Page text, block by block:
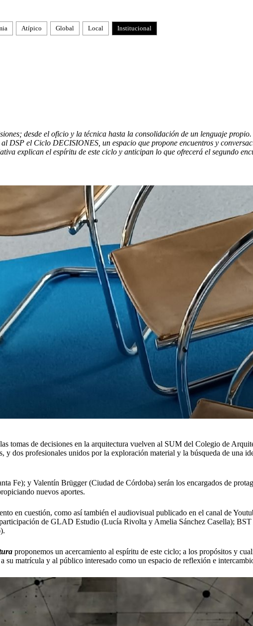
Atípico Global Local Institucional
desde el oficio y la técnica hasta la consolidación de un lenguaje
el Ciclo DECISIONES, un espacio que propone encuentros y
explican el espíritu de este ciclo y anticipan lo que ofrecerá el segundo
tomas de decisiones en la arquitectura vuelven al SUM del Colegio de
dos profesionales unidos por la exploración material y la búsqueda de una
Fe); y Valentín Brügger(Ciudad de Córdoba) serán los encargados de
nuevos aportes.
en cuestión, como así también el audiovisual publicado en el canal de
de GLAD Estudio (Lucía Rivolta y Amelia Sánchez Casella);
proponemos un acercamiento al espíritu de este ciclo; a los propósitos y
su matrícula y al público interesado como un espacio de reflexión e